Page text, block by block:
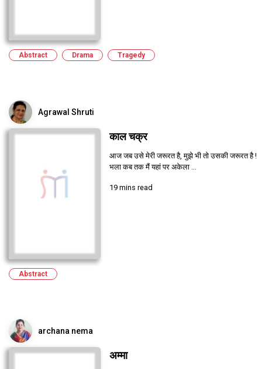
Abstract Drama Tragedy
Agrawal Shruti
काल चक्र
आज जब उसे मेरी जरूरत है, मुझे भी तो उसकी जरूरत है !
भला कब तक मैं यहां पर अकेला ...
19 mins read
Abstract
archana nema
अम्मा